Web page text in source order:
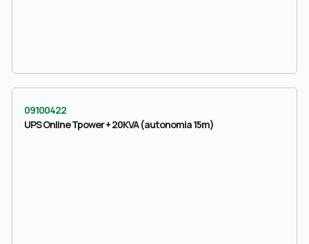
09100422
UPS Online Tpower + 20KVA (autonomia 15m)